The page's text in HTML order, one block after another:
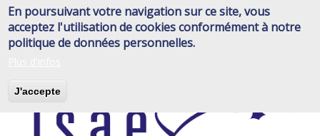
En poursuivant votre navigation sur ce site, vous
acceptez l'utilisation de cookies conformément à notre
politique de données personnelles.
J'accepte
Aller
au
contenu
principal